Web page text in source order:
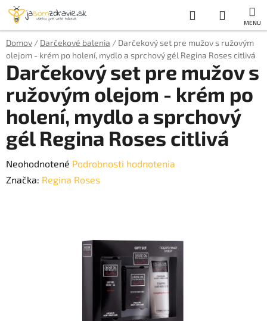
Prejsť
obsah
Hľadať
KOŠÍK
Domov / Darčekové balenia / Darčekový set pre mužov s ružovým
olejom - krém po holení, mydlo a sprchový gél Regina Roses citlivá
Darčekový set pre mužov s
ružovým olejom - krém po
holení, mydlo a sprchový
gél Regina Roses citlivá
Priemerné
hodnotenie
Neohodnotené Podrobnosti hodnotenia
Značka: Regina Roses